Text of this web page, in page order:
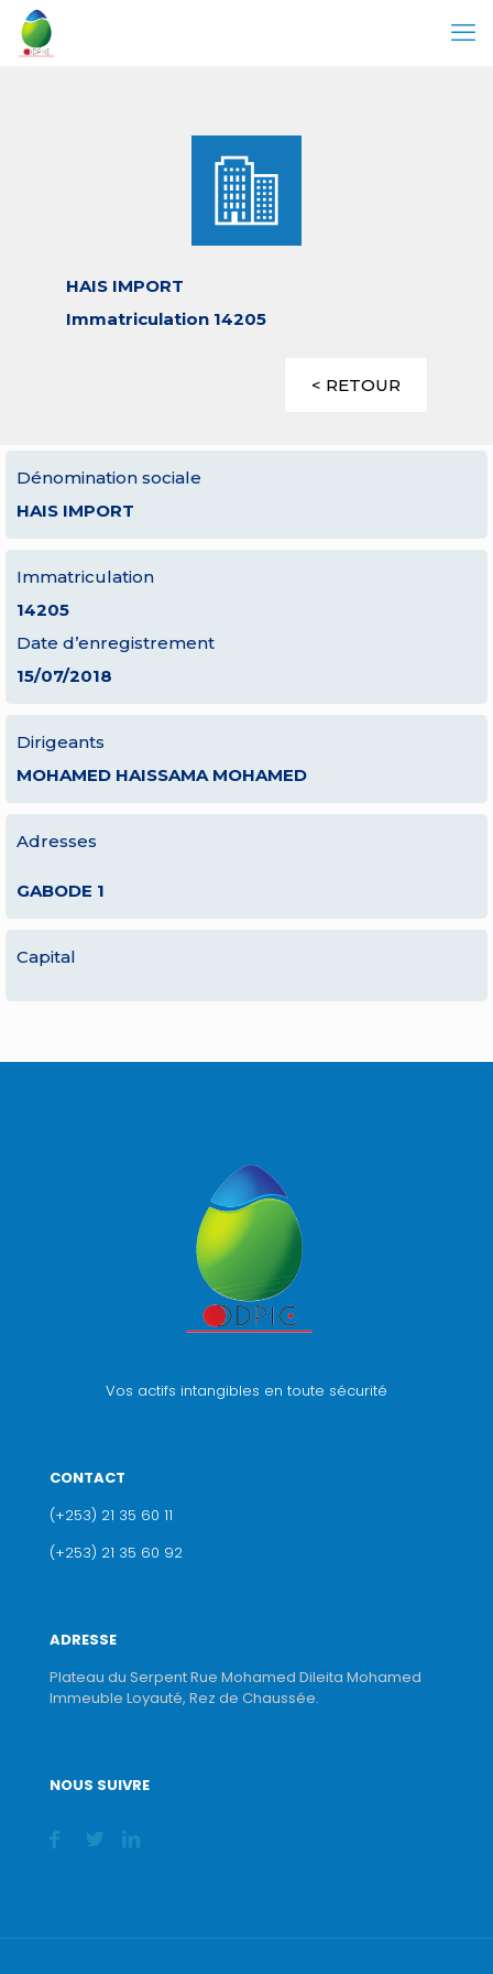
HAIS IMPORT
Immatriculation 14205
< RETOUR
Dénomination sociale
HAIS IMPORT
Immatriculation
14205
Date d’enregistrement
15/07/2018
Dirigeants
MOHAMED HAISSAMA MOHAMED
Adresses
GABODE 1
Capital
Vos actifs intangibles en toute sécurité
CONTACT
(+253) 21 35 60 11
(+253) 21 35 60 92
ADRESSE
Plateau du Serpent Rue Mohamed Dileita Mohamed
Immeuble Loyauté, Rez de Chaussée.
NOUS SUIVRE